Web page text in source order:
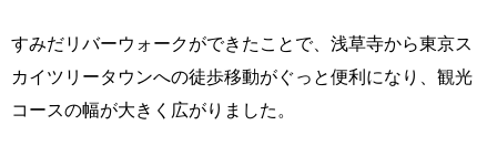
すみだリバーウォークができたことで、浅草寺から東京ス
カイツリータウンへの徒歩移動がぐっと便利になり、観光
コースの幅が大きく広がりました。